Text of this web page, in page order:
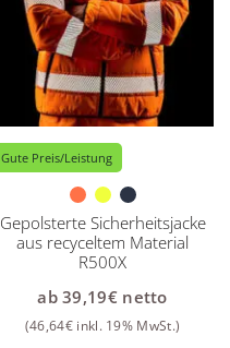
Gute Preis/Leistung
Gepolsterte Sicherheitsjacke
aus recyceltem Material
R500X
ab39,19€netto
(46,64€ inkl. 19% MwSt.)